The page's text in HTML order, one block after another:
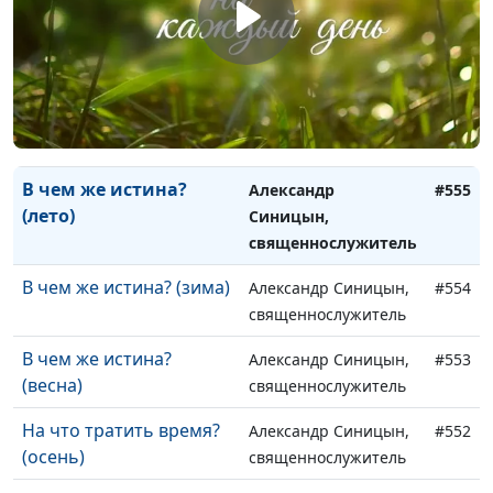
Как обрести духовную
свободу (весна)
Александр Синицын,
священнослужитель
#557
В чём же истина?
(осень)
Александр Синицын,
священнослужитель
#556
В чем же истина?
(лето)
Александр
Синицын,
священнослужитель
#555
В чем же истина? (зима)
Александр Синицын,
священнослужитель
#554
В чем же истина?
(весна)
Александр Синицын,
священнослужитель
#553
На что тратить время?
(осень)
Александр Синицын,
священнослужитель
#552